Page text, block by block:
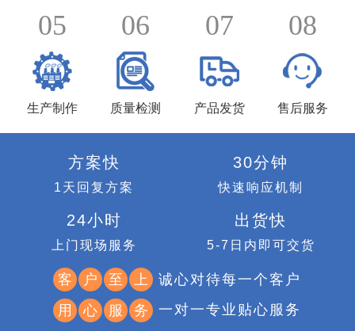
05
生产制作
06
质量检测
07
产品发货
08
售后服务
方案快
1天回复方案
30分钟
快速响应机制
24小时
上门现场服务
出货快
5-7日内即可交货
客 户 至 上
诚心对待每一个客户
用
心 服 务 一对一专业贴心服务